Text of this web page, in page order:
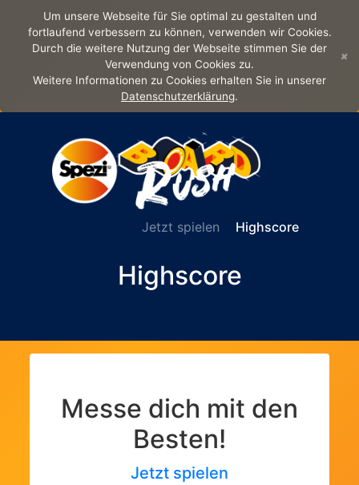
Um unsere Webseite für Sie optimal zu gestalten und
fortlaufend verbessern zu können, verwenden wir Cookies.
Durch die weitere Nutzung der Webseite stimmen Sie der
Verwendung von Cookies zu.
Weitere Informationen zu Cookies erhalten Sie in unserer
Datenschutzerklärung.
×
Jetzt spielen Highscore
Highscore
Messe dich mit den
Besten!
Jetzt spielen